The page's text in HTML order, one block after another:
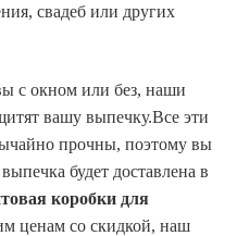
свадеб или других
с окном или без, наши
вашу выпечку.Все эти
прочны, поэтому вы
будет доставлена ​​в
коробки для
ценам со скидкой, наш